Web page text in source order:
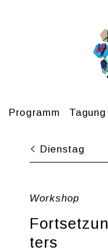
Pro­gramm Ta­gung
Diens­tag
Work­shop
ters